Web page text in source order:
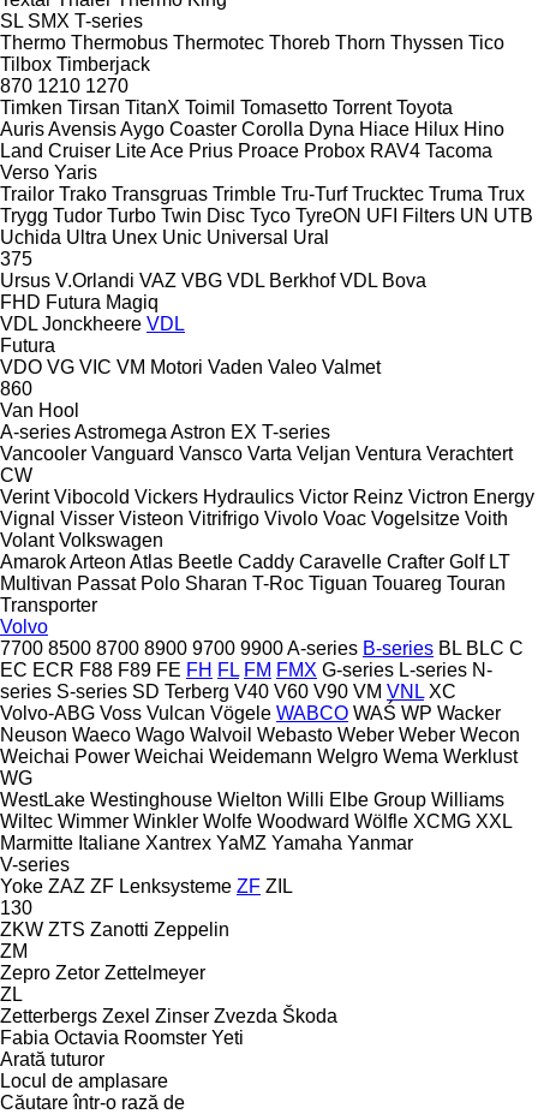
SL SMX T-series
Thermo Thermobus Thermotec Thoreb Thorn Thyssen Tico
Tilbox Timberjack
870 1210 1270
Timken Tirsan TitanX Toimil Tomasetto Torrent Toyota
AurisAvensisAygo Coaster Corolla Dyna Hiace Hilux Hino
Land Cruiser Lite Ace Prius Proace Probox RAV4 Tacoma
Verso Yaris
Trailor Trako Transgruas Trimble Tru-Turf Trucktec Truma Trux
Trygg Tudor Turbo Twin Disc Tyco TyreON UFI Filters UN UTB
Uchida Ultra Unex Unic Universal Ural
375
Ursus V.Orlandi VAZ VBG VDL Berkhof VDL Bova
FHD Futura Magiq
VDL Jonckheere VDL
Futura
VDO VG VIC VM Motori Vaden Valeo Valmet
860
Van Hool
A-seriesAstromega Astron EX T-series
Vancooler Vanguard Vansco Varta Veljan Ventura Verachtert
CW
Verint Vibocold Vickers Hydraulics Victor Reinz Victron Energy
Vignal Visser Visteon Vitrifrigo Vivolo Voac Vogelsitze Voith
Volant Volkswagen
AmarokArteon Atlas Beetle Caddy Caravelle Crafter Golf LT
Multivan Passat Polo Sharan T-Roc Tiguan Touareg Touran
Transporter
Volvo
7700 8500 8700 8900 9700 9900A-series B-series BL BLC C
EC ECR F88 F89 FE FH FL FM FMX G-series L-series N-
series S-series SD Terberg V40 V60 V90 VM VNL XC
Volvo-ABG Voss Vulcan Vögele WABCO WAŚ WP Wacker
Neuson Waeco Wago Walvoil Webasto Weber Weber Wecon
Weichai Power Weichai Weidemann Welgro Wema Werklust
WG
WestLake Westinghouse Wielton Willi Elbe Group Williams
Wiltec Wimmer Winkler Wolfe Woodward Wölfle XCMG XXL
Marmitte Italiane Xantrex YaMZ Yamaha Yanmar
V-series
Yoke ZAZ ZF Lenksysteme ZF ZIL
130
ZKW ZTS Zanotti Zeppelin
ZM
Zepro Zetor Zettelmeyer
ZL
Zetterbergs Zexel Zinser Zvezda Škoda
Fabia Octavia Roomster Yeti
Arată tuturor
Locul de amplasare
Căutare într-o rază de